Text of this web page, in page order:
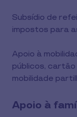
Subsídio de
impostos para
Apoio à
públicos,
mobilidade
Apoio à